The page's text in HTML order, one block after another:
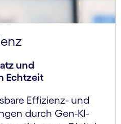
und
Echtzeit
Effizienz- und
durch Gen-KI-